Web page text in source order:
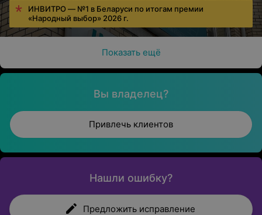
ИНВИТРО — №1 в Беларуси по итогам премии
«Народный выбор» 2026 г.
Показать ещё
Вы владелец?
Привлечь клиентов
Нашли ошибку?
Предложить исправление